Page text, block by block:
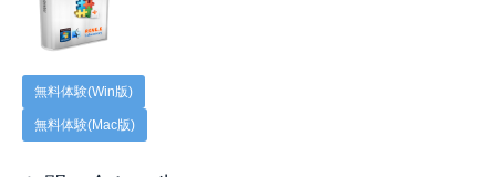
無料体験(Win版)
無料体験(Mac版)